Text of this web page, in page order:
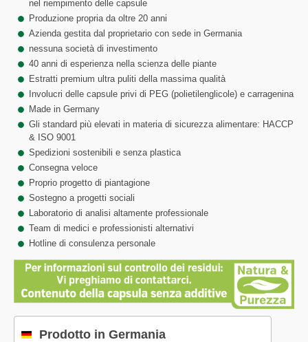
nel riempimento delle capsule
Produzione propria da oltre 20 anni
Azienda gestita dal proprietario con sede in Germania
nessuna società di investimento
40 anni di esperienza nella scienza delle piante
Estratti premium ultra puliti della massima qualità
Involucri delle capsule privi di PEG (polietilenglicole) e carragenina
Made in Germany
Gli standard più elevati in materia di sicurezza alimentare: HACCP
& ISO 9001
Spedizioni sostenibili e senza plastica
Consegna veloce
Proprio progetto di piantagione
Sostegno a progetti sociali
Laboratorio di analisi altamente professionale
Team di medici e professionisti alternativi
Hotline di consulenza personale
Prodotto in Germania